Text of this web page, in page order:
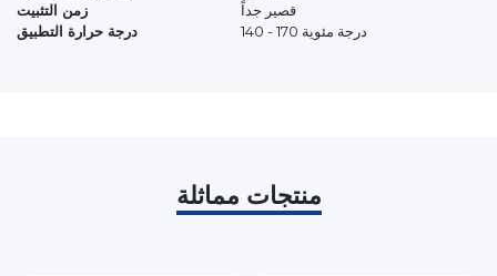
زمن التثبيت
قصير جداً
درجة حرارة التطبيق
140 - 170 درجة مئوية
منتجات مماثلة